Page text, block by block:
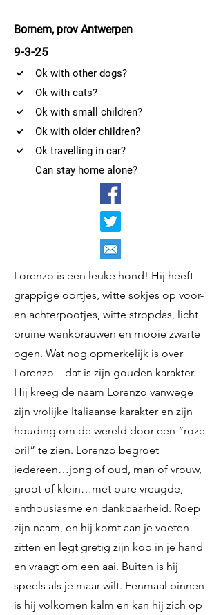
Bornem, prov Antwerpen
9-3-25
Ok with other dogs?
Ok with cats?
Ok with small children?
Ok with older children?
Ok travelling in car?
Can stay home alone?
Lorenzo is een leuke hond! Hij heeft
grappige oortjes, witte sokjes op voor-
en achterpootjes, witte stropdas, licht
bruine wenkbrauwen en mooie zwarte
ogen. Wat nog opmerkelijk is over
Lorenzo – dat is zijn gouden karakter.
Hij kreeg de naam Lorenzo vanwege
zijn vrolijke Italiaanse karakter en zijn
houding om de wereld door een “roze
bril” te zien. Lorenzo begroet
iedereen…jong of oud, man of vrouw,
groot of klein…met pure vreugde,
enthousiasme en dankbaarheid. Roep
zijn naam, en hij komt aan je voeten
zitten en legt gretig zijn kop in je hand
en vraagt om een aai. Buiten is hij
speels als je maar wilt. Eenmaal binnen
is hij volkomen kalm en kan hij zich op